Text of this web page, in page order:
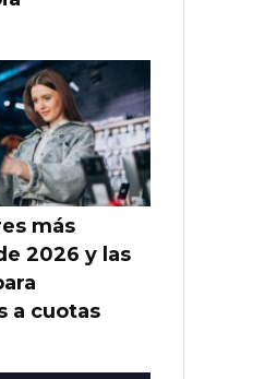
más
2026 y las
a cuotas